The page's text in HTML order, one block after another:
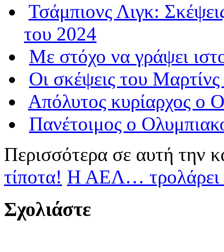
Τσάμπιονς Λιγκ:
του 2024
Με στόχο να γράψει
Οι σκέψεις του
Απόλυτος κυρίαρχος ο
Πανέτοιμος ο
Περισσότερα σε αυτή την
τίποτα! Η ΑΕΛ…
Σχολιάστε